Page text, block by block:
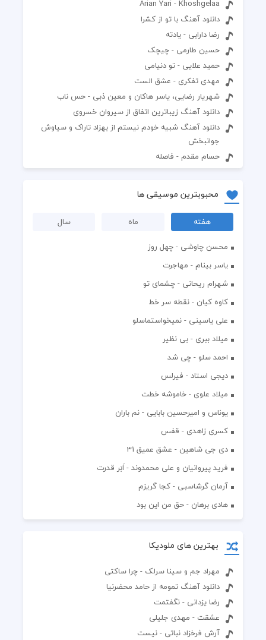
Arian Yari - Khoshgelaa
دانلود آهنگ با تو از کشرا
رضا دارابی - یادته
حسین طارمی - چیچک
حمید علایی - تو دنیامی
مهدی تفکری - عشق الست
شهریار رضایی، یاسر هاکان و معین ذبی - حس ناب
دانلود آهنگ زیباترین اتفاق از سیروان خسروی
دانلود آهنگ شبیه خودم نیستم از بهزاد تاراک و سیاوش
جوانبخش
حسام مقدم - فاصله
محبوبترین موسیقی ها
هفته ماه
سال
محسن چاوشی - چهل روز
یاسر بینام - مهاجرت
شهرام ریحانی - چشمای تو
کاوه کیان - نقطه سر خط
علی یاسینی - نمیخواستماسلو
میلاد ببری - بی نظیر
احمد سلو - چی شد
دیجی استاد - فیرلس
میلاد علوی - خاموشه خطت
یوناس و امیرحسین بابایی - نم باران
کسری زاهدی - قفس
دی جی شاهین - عشق عمیق 31
فرید پیروانیان و علی محمدوند - اَبَر قدرت
آرمان گرشاسبی - کجا گریزم
هادی برهان - حق من این بود
بهترین های ملودیکا
مهراد جم و سینا سرلک - چرا ساکتی
دانلود آهنگ تمومه از حامد محضرنیا
رضا یزدانی - نگفتمت
عشقت - مهدی جلیلی
آرش فرخزاد نباتی - نیست